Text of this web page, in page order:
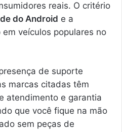
reais. O critério
do Android e a
veículos populares no
de suporte
marcas citadas têm
atendimento e garantia
que você fique na mão
sem peças de